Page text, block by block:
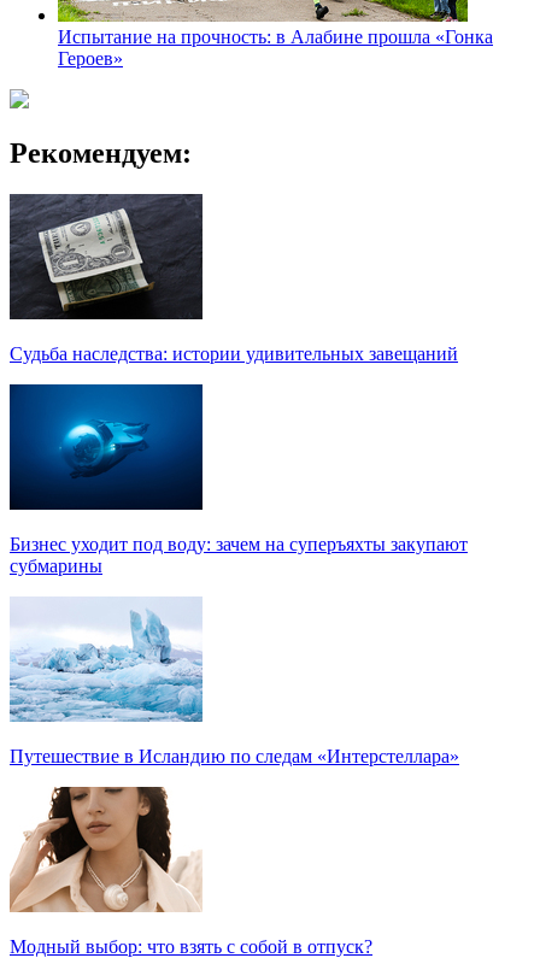
Испытание на прочность: в Алабине прошла «Гонка
Героев»
Рекомендуем:
Судьба наследства: истории удивительных завещаний
Бизнес уходит под воду: зачем на суперъяхты закупают
субмарины
Путешествие в Исландию по следам «Интерстеллара»
Модный выбор: что взять с собой в отпуск?